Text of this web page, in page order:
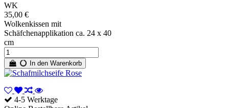
WK
35,00 €
Wolkenkissen mit
Schäfchenapplikation ca. 24 x 40
cm
In den Warenkorb
4-5 Werktage